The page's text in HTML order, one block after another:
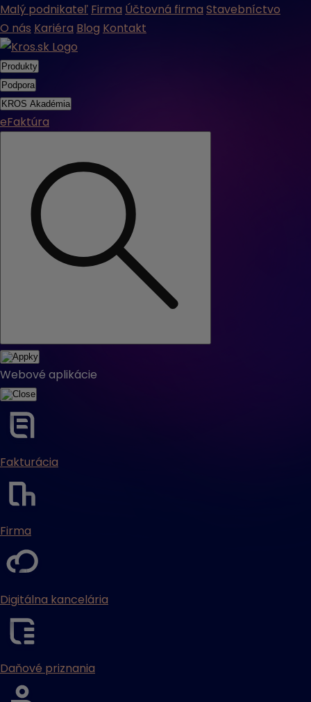
Malý podnikateľ Firma Účtovná firma Stavebníctvo
O nás Kariéra Blog Kontakt
Produkty
Podpora
KROS Akadémia
eFaktúra
Webové aplikácie
Fakturácia
Firma
Digitálna kancelária
Daňové priznania